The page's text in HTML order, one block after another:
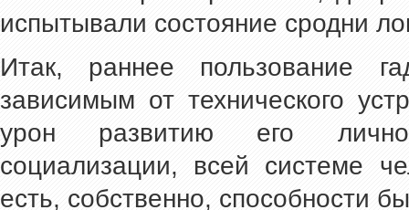
испытывали состояние сродни
Итак, раннее пользование
зависимым от технического
урон развитию его
социализации, всей системе
есть, собственно, способности